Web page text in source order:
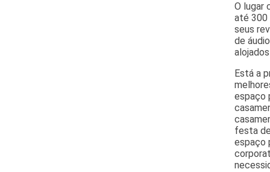
O lugar
até 300
seus
de
Está a
espaço
festa
espaço